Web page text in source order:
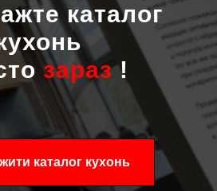
каталог
зараз!
каталог кухонь